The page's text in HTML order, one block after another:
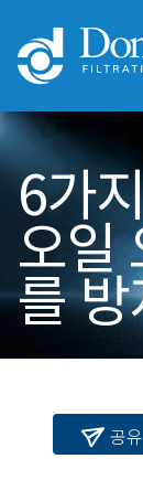
6가
오일
를
공유